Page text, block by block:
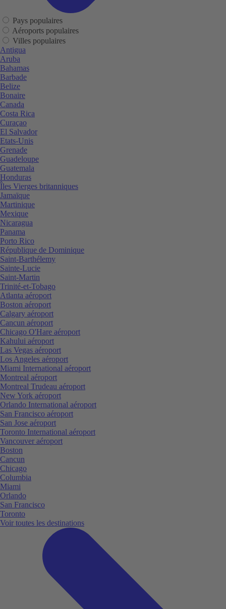
Pays populaires
Aéroports populaires
Villes populaires
Antigua
Aruba
Bahamas
Barbade
Belize
Bonaire
Canada
Costa Rica
Curaçao
El Salvador
Etats-Unis
Grenade
Guadeloupe
Guatemala
Honduras
Îles Vierges britanniques
Jamaïque
Martinique
Mexique
Nicaragua
Panama
Porto Rico
République de Dominique
Saint-Barthélemy
Sainte-Lucie
Saint-Martin
Trinité-et-Tobago
Atlanta aéroport
Boston aéroport
Calgary aéroport
Cancun aéroport
Chicago O'Hare aéroport
Kahului aéroport
Las Vegas aéroport
Los Angeles aéroport
Miami International aéroport
Montreal aéroport
Montreal Trudeau aéroport
New York aéroport
Orlando International aéroport
San Francisco aéroport
San Jose aéroport
Toronto International aéroport
Vancouver aéroport
Boston
Cancun
Chicago
Columbia
Miami
Orlando
San Francisco
Toronto
Voir toutes les destinations